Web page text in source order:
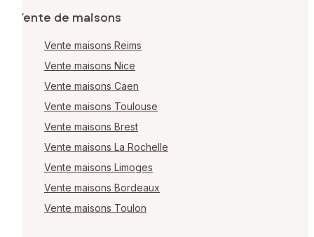
Vente de maisons
Vente maisons Reims
Vente maisons Nice
Vente maisons Caen
Vente maisons Toulouse
Vente maisons Brest
Vente maisons La Rochelle
Vente maisons Limoges
Vente maisons Bordeaux
Vente maisons Toulon